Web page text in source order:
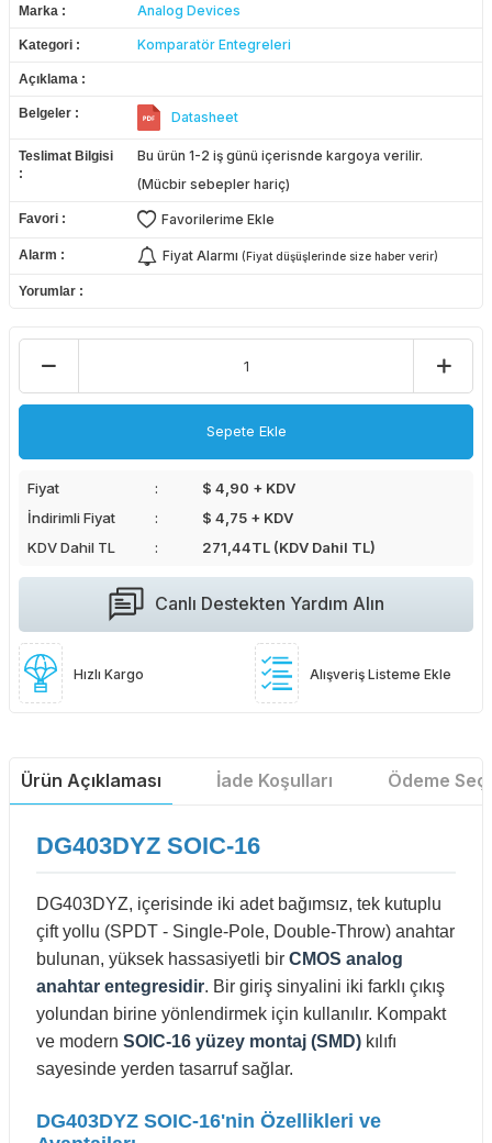
Marka Analog Devices
Kategori Komparatör Entegreleri
Açıklama
Belgeler Datasheet
Teslimat Bilgisi
Bu ürün 1-2 iş günü içerisnde kargoya verilir.
(Mücbir sebepler hariç)
Favori Favorilerime Ekle
Alarm Fiyat Alarmı (Fiyat düşüşlerinde size haber verir)
Yorumlar
Sepete Ekle
Fiyat
$ 4,90 + KDV
İndirimli Fiyat
$ 4,75 + KDV
KDV Dahil TL
271,44TL (KDV Dahil TL)
Canlı Destekten Yardım Alın
Hızlı Kargo Alışveriş Listeme Ekle
Ürün Açıklaması İade Koşulları Ödeme
DG403DYZ SOIC-16
DG403DYZ, içerisinde iki adet bağımsız, tek kutuplu
çift yollu (SPDT - Single-Pole, Double-Throw) anahtar
bulunan, yüksek hassasiyetli bir CMOS analog
anahtar entegresidir. Bir giriş sinyalini iki farklı çıkış
yolundan birine yönlendirmek için kullanılır. Kompakt
ve modern SOIC-16 yüzey montaj (SMD) kılıfı
sayesinde yerden tasarruf sağlar.
DG403DYZ SOIC-16'nin Özellikleri ve